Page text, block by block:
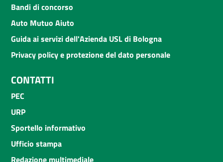
Bandi di concorso
Auto Mutuo Aiuto
Guida ai servizi dell'Azienda USL di Bologna
Privacy policy e protezione del dato personale
CONTATTI
PEC
URP
Sportello informativo
Ufficio stampa
Redazione multimediale